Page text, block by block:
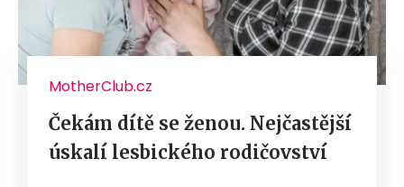
MotherClub.cz
Čekám dítě se ženou. Nejčastější
úskalí lesbického rodičovství